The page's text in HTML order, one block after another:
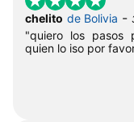
chelito de Bolivia -
"quiero los pasos
quien lo iso por